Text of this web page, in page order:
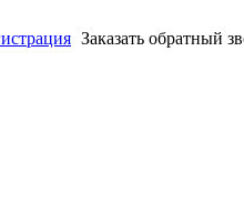
Заказать обратный